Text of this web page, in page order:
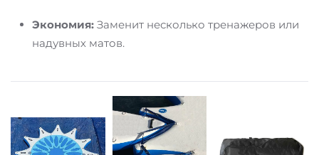
Экономия: Заменит несколько тренажеров или
надувных матов.